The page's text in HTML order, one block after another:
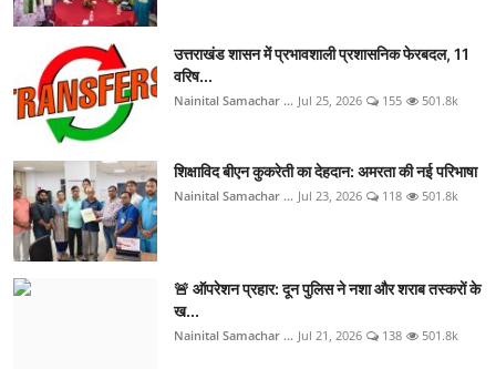
उत्तराखंड शासन में प्रभावशाली प्रशासनिक फेरबदल, 11
वरिष...
Nainital Samachar ... Jul 25, 2026 155 501.8k
शिक्षाविद बीएन कुकरेती का देहदान: अमरता की नई परिभाषा
Nainital Samachar ... Jul 23, 2026 118 501.8k
🚨 ऑपरेशन प्रहार: दून पुलिस ने नशा और शराब तस्करों के
ख...
Nainital Samachar ... Jul 21, 2026 138 501.8k